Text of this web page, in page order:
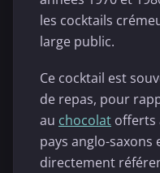
les cocktails
large public.
Ce cocktail est
de repas, pour
au chocolat offerts
pays anglo-
directement